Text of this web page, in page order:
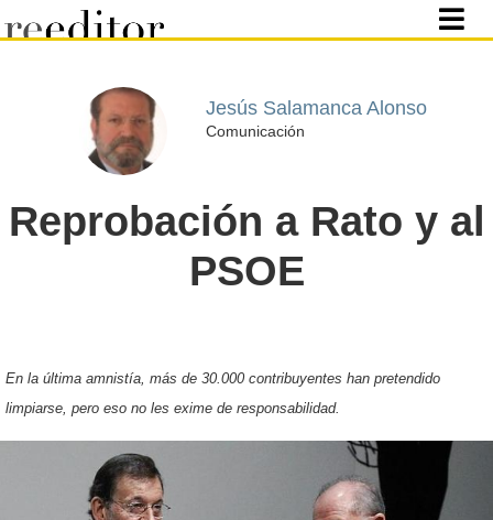
Jesús Salamanca Alonso
Comunicación
Reprobación a Rato y al
PSOE
En la última amnistía, más de 30.000 contribuyentes han pretendido
limpiarse, pero eso no les exime de responsabilidad.